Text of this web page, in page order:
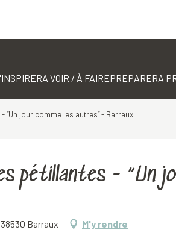
A VOIR / À FAIREPREPARERA
“Un jour comme les autres” - Barraux
pétillantes - “Un
Barraux M'y rendre